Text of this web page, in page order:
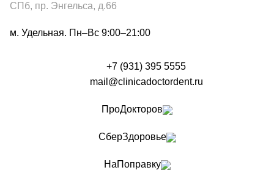
СПб, пр. Энгельса, д.66
м. Удельная. Пн–Вс 9:00–21:00
+7 (931) 395 5555
mail@clinicadoctordent.ru
ПроДокторов
СберЗдоровье
НаПоправку